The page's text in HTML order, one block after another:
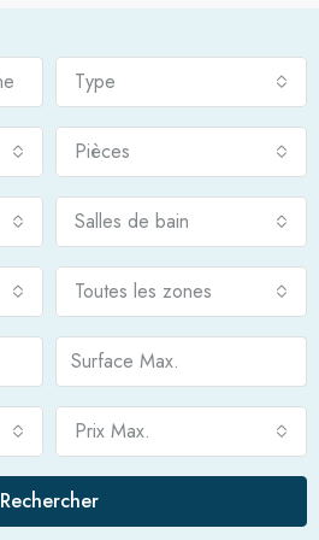
Type
Pièces
Salles de bain
Toutes les zones
Prix Max.
Rechercher